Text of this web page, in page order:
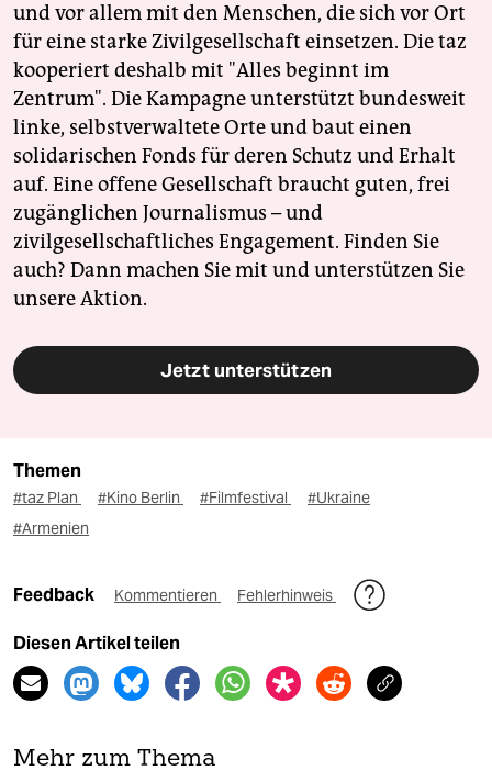
und vor allem mit den Menschen, die sich vor Ort
für eine starke Zivilgesellschaft einsetzen. Die taz
kooperiert deshalb mit "Alles beginnt im
Zentrum". Die Kampagne unterstützt bundesweit
linke, selbstverwaltete Orte und baut einen
solidarischen Fonds für deren Schutz und Erhalt
auf. Eine offene Gesellschaft braucht guten, frei
zugänglichen Journalismus – und
zivilgesellschaftliches Engagement. Finden Sie
auch? Dann machen Sie mit und unterstützen Sie
unsere Aktion.
Jetzt unterstützen
Themen
#taz Plan #Kino Berlin #Filmfestival
#Ukraine
#Armenien
Feedback Kommentieren Fehlerhinweis
Diesen Artikel teilen
Mehr zum Thema